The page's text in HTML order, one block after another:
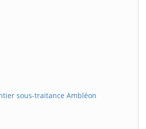
sous-traitance Ambléon